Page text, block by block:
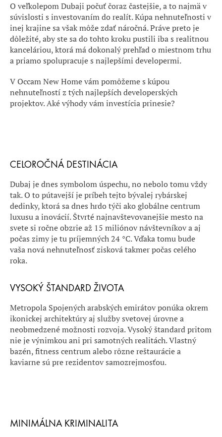
O veľkolepom Dubaji počuť čoraz častejšie, a to najmä v
súvislosti s investovaním do realít. Kúpa nehnuteľnosti v
inej krajine sa však môže zdať náročná. Práve preto je
dôležité, aby ste sa do tohto kroku pustili iba s realitnou
kanceláriou, ktorá má dokonalý prehľad o miestnom trhu
a priamo spolupracuje s najlepšími developermi.
V Occam New Home vám pomôžeme s kúpou
nehnuteľností z tých najlepších developerských
projektov. Aké výhody vám investícia prinesie?
CELOROČNÁ DESTINÁCIA
Dubaj je dnes symbolom úspechu, no nebolo tomu vždy
tak. O to pútavejší je príbeh tejto bývalej rybárskej
dedinky, ktorá sa dnes hrdo týči ako globálne centrum
luxusu a inovácií. Štvrté najnavštevovanejšie mesto na
svete si ročne obzrie až 15 miliónov návštevníkov a aj
počas zimy je tu príjemných 24 °C. Vďaka tomu bude
vaša nová nehnuteľnosť zisková takmer počas celého
roka.
VYSOKÝ ŠTANDARD ŽIVOTA
Metropola Spojených arabských emirátov ponúka okrem
ikonickej architektúry aj služby svetovej úrovne a
neobmedzené možnosti rozvoja. Vysoký štandard pritom
nie je výnimkou ani pri samotných realitách. Vlastný
bazén, fitness centrum alebo rôzne reštaurácie a
kaviarne sú pre rezidentov samozrejmosťou.
MINIMÁLNA KRIMINALITA